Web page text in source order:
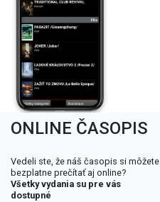
ONLINE ČASOPIS
Vedeli ste, že náš časopis si môžete
bezplatne prečítať aj online?
Všetky vydania su pre vás
dostupné